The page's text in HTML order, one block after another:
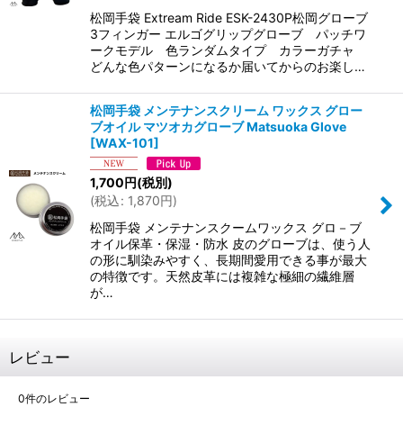
松岡手袋 Extream Ride ESK-2430P松岡グローブ
3フィンガー エルゴグリップグローブ パッチワ
ークモデル 色ランダムタイプ カラーガチャ
どんな色パターンになるか届いてからのお楽し…
松岡手袋 メンテナンスクリーム ワックス グロー
ブオイル マツオカグローブ Matsuoka Glove
[WAX-101]
1,700円(税別)
(税込: 1,870円)
松岡手袋 メンテナンスクームワックス グロ－ブ
オイル保革・保湿・防水 皮のグローブは、使う人
の形に馴染みやすく、長期間愛用できる事が最大
の特徴です。天然皮革には複雑な極細の繊維層
が…
レビュー
0件のレビュー